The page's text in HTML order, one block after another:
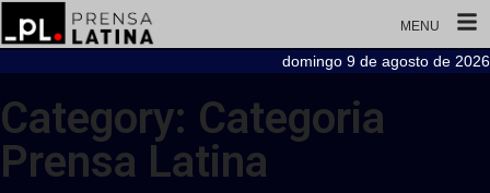
MENU
domingo 9 de agosto de 2026
Category: Categoria
Prensa Latina